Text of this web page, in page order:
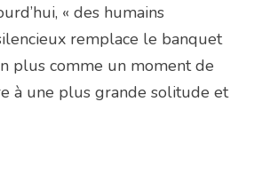
« des humains
remplace le banquet
plus comme un moment de
à une plus grande solitude et